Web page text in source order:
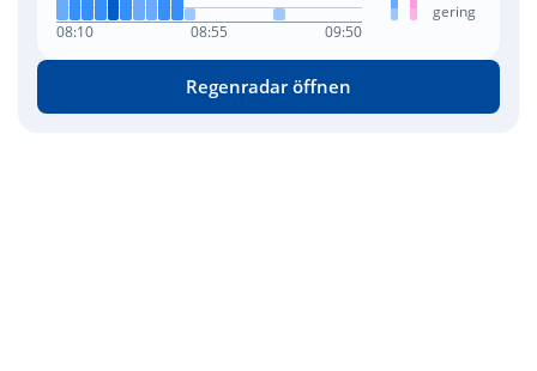
08:10 08:55 09:50
gering
Regenradar öffnen